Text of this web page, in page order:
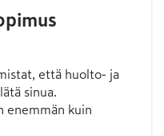
että huolto- ja
sinua.
enemmän kuin